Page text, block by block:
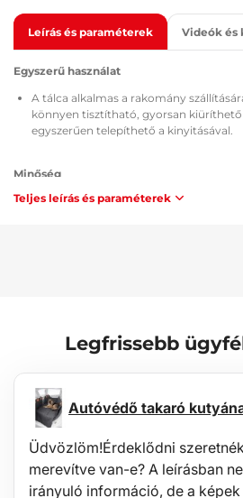
Leírás és paraméterek Videók és
Egyszerű használat
A tálca alkalmas a rakomány
könnyen tisztítható, gyorsan kiüríthető
egyszerűen telepíthető a kinyitásával.
Minőség
Minden csomagtartó tálca TÜV Süd
A tálca könnyen tisztítható, a normál
kívülről, például egy kerticsap
Stabilitás
A anyag minősége lehetővé teszi a
hőmérséklet-tartományban -60°C és
Teljes leírás és paraméterek
Legfrissebb
Autóvédő takaró
Üdvözlöm!Érdeklődni
merevítve van-e? A leírásban
irányuló információ, de a